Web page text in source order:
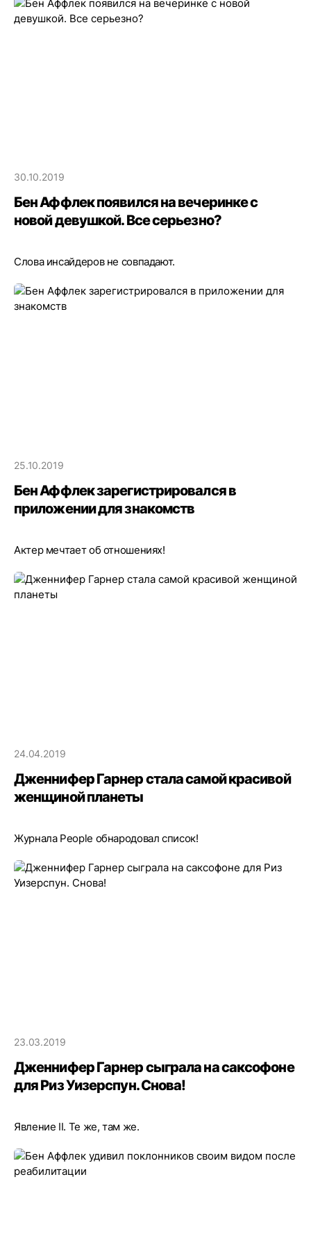
30.10.2019
Бен Аффлек появился на вечеринке с
новой девушкой. Все серьезно?
Слова инсайдеров не совпадают.
25.10.2019
Бен Аффлек зарегистрировался в
приложении для знакомств
Актер мечтает об отношениях!
24.04.2019
Дженнифер Гарнер стала самой красивой
женщиной планеты
Журнала People обнародовал список!
23.03.2019
Дженнифер Гарнер сыграла на саксофоне
для Риз Уизерспун. Снова!
Явление II. Те же, там же.